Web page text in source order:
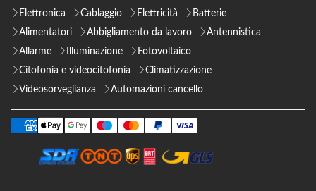
Elettronica
Cablaggio Elettricità
Batterie
Alimentatori
Abbigliamento da lavoro
Antennistica
Allarme
Illuminazione
Fotovoltaico
Citofonia e videocitofonia
Climatizzazione
Videosorveglianza
Automazioni cancello